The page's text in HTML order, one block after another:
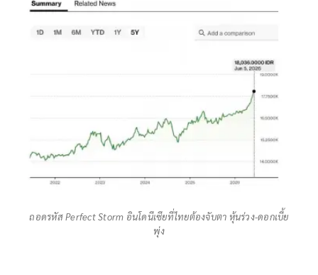
ถอดรหัส Perfect Storm อินโดนีเซียที่ไทยต้องจับตา หุ้นร่วง-ดอกเบี้ย
พุ่ง